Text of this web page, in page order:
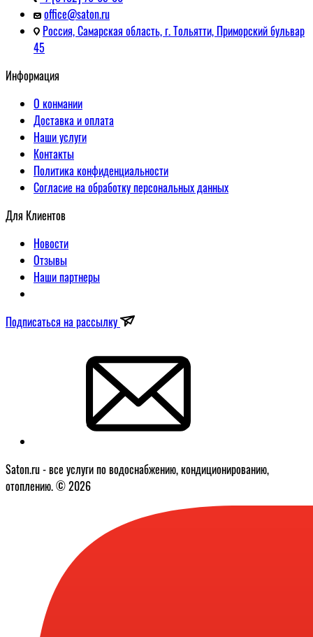
office@saton.ru
Россия, Самарская область, г. Тольятти, Приморский бульвар
45
Информация
О конмании
Доставка и оплата
Наши услуги
Контакты
Политика конфиденциальности
Согласие на обработку персональных данных
Для Клиентов
Новости
Отзывы
Наши партнеры
Подписаться на рассылку
Saton.ru - все услуги по водоснабжению, кондиционированию,
отоплению. © 2026